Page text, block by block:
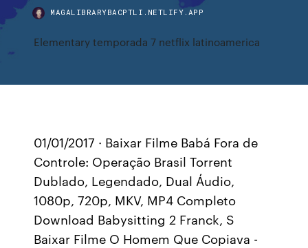
MAGALIBRARYBACPTLI.NETLIFY.APP
Elementary temporada 7 netflix latinoamerica
01/01/2017 · Baixar Filme Babá Fora de
Controle: Operação Brasil Torrent
Dublado, Legendado, Dual Áudio,
1080p, 720p, MKV, MP4 Completo
Download Babysitting 2 Franck, S
Baixar Filme O Homem Que Copiava -